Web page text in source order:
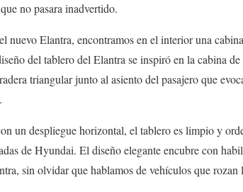
no pasara inadvertido.
nuevo Elantra, encontramos en el interior una
del tablero del Elantra se inspiró en la cabina
triangular junto al asiento del pasajero que
un despliegue horizontal, el tablero es limpio y
de Hyundai. El diseño elegante encubre con
sin olvidar que hablamos de vehículos que rozan